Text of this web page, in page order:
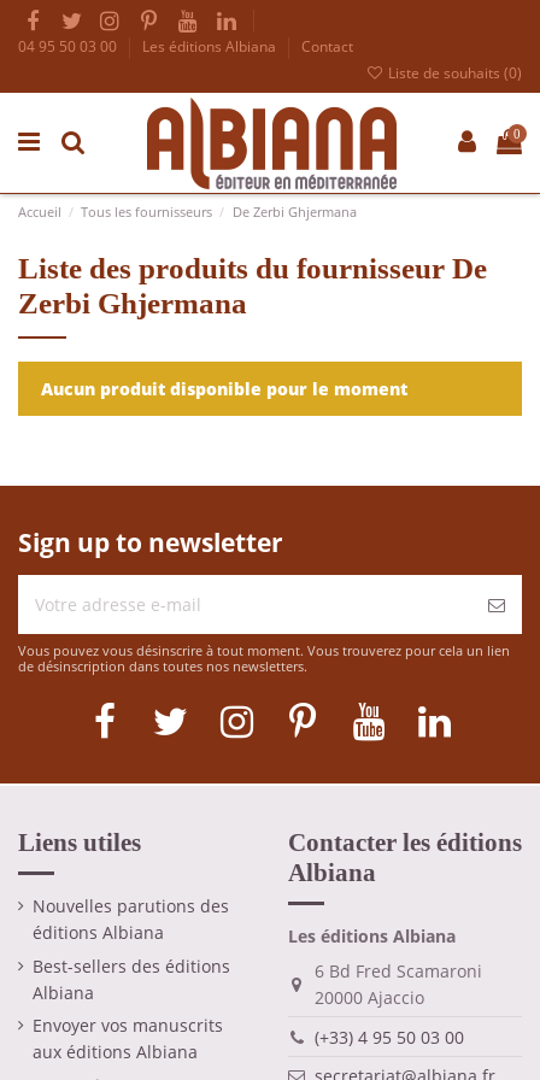
04 95 50 03 00 Les éditions Albiana
Contact
Liste de souhaits (0)
0
Accueil Tous les fournisseurs De Zerbi Ghjermana
Liste des produits du fournisseur De
Zerbi Ghjermana
Aucun produit disponible pour le moment
Sign up to newsletter
Vous pouvez vous désinscrire à tout moment. Vous trouverez pour cela un lien
de désinscription dans toutes nos newsletters.
Liens utiles
Nouvelles parutions des
éditions Albiana
Best-sellers des éditions
Albiana
Envoyer vos manuscrits
aux éditions Albiana
Contacter les éditions
Albiana
Les éditions Albiana
6 Bd Fred Scamaroni
20000 Ajaccio
(+33) 4 95 50 03 00